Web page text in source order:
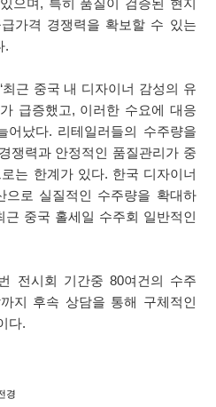
으며, 특히 품질이 검증된 현지
가격 경쟁력을 확보할 수 있는
.
근 중국 내 디자이너 감성의 유
급증했고, 이러한 수요에 대응
났다. 리테일러들의 수주량을
쟁력과 안정적인 품질관리가 중
는 한계가 있다. 한국 디자이너
로 실질적인 수주량을 확대하
중국 홀세일 수주회 일반적인
전시회 기간중 80여건의 수주
지 후속 상담을 통해 구체적인
다.
경